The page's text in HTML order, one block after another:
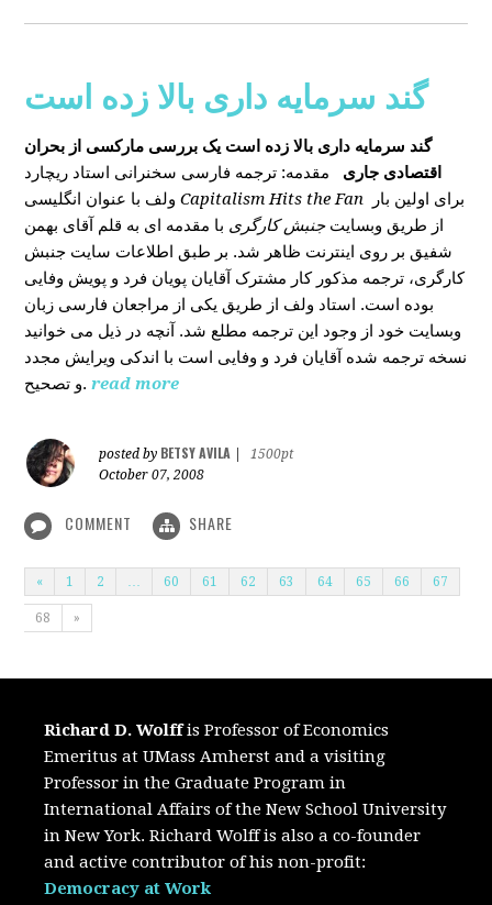
گند سرمایه داری بالا زده است
گند سرمایه داری بالا زده است یک بررسی مارکسی از بحران
اقتصادی جاری
مقدمه: ترجمه فارسی سخنرانی استاد ریچارد
ولف با عنوان انگلیسیCapitalism Hits the Fan
از طریق وبسایتجنبش کارگری با مقدمه ای به قلم آقای بهمن
شفیق بر روی اینترنت ظاهر شد. بر طبق اطلاعات سایت جنبش
کارگری، ترجمه مذکور کار مشترک آقایان پویان فرد و پویش وفایی
بوده است. استاد ولف از طریق یکی از مراجعان فارسی زبان
وبسایت خود از وجود این ترجمه مطلع شد. آنچه در ذیل می خوانید
نسخه ترجمه شده آقایان فرد و وفایی است با اندکی ویرایش مجدد
و تصحیح. read more
posted by BETSY AVILA
1500pt
October 07, 2008
COMMENT SHARE
« 1 2 60 61 62 63 64 65 66 67
68 »
Richard D. Wolffis Professor of Economics
Emeritus at UMass Amherst and a visiting
Professor in the Graduate Program in
International Affairs of the New School University
in New York. Richard Wolff is also a co-founder
and active contributor of his non-profit:
Democracy at Work